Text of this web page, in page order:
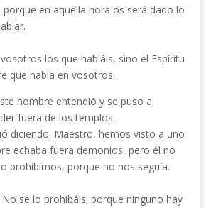
porque en aquella hora os será dado lo
los que habláis, sino el Espíritu
que habla en vosotros.
hombre entendió y se puso a
fuera de los templos.
diciendo: Maestro, hemos visto a uno
echaba fuera demonios, pero él no
prohibimos, porque no nos seguía.
No se lo prohibáis; porque ninguno hay